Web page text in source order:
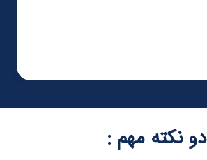
دو نکته مهم :